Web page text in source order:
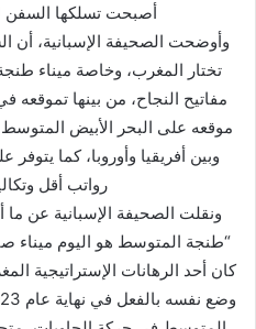
أصبحت تسلكها السفن
وأوضحت الصحيفة الإسبانية،
تختار المغرب، وخاصة ميناء
مفاتيح النجاح، من بينها
موقعه على البحر الأبيض
وبين أفريقيا وأوروبا، كما
رواتب أقل
ونقلت الصحيفة الإسبانية عن
“طنجة المتوسط هو اليوم ميناء
كان أحد الرهانات الإستراتيجية